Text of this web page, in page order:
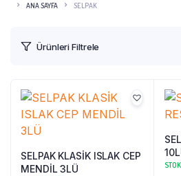
ANA SAYFA SELPAK
Ürünleri Filtrele
SELPAK KLASİK ISLAK CEP
MENDİL 3LÜ